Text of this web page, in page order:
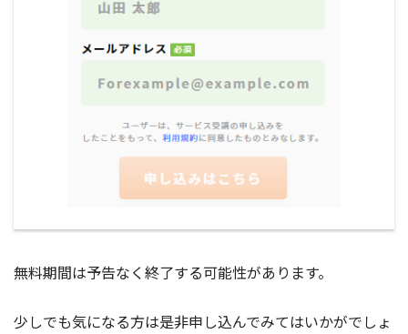
無料期間は予告なく終了する可能性があります。
少しでも気になる方は是非申し込んでみてはいかがでしょ